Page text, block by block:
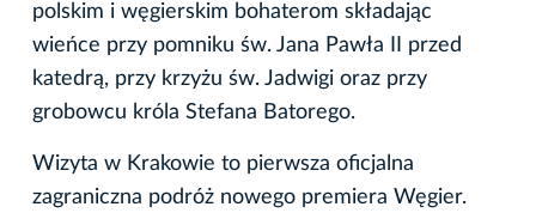
polskim i węgierskim bohaterom składając
wieńce przy pomniku św. Jana Pawła II przed
katedrą, przy krzyżu św. Jadwigi oraz przy
grobowcu króla Stefana Batorego.
Wizyta w Krakowie to pierwsza oficjalna
zagraniczna podróż nowego premiera Węgier.